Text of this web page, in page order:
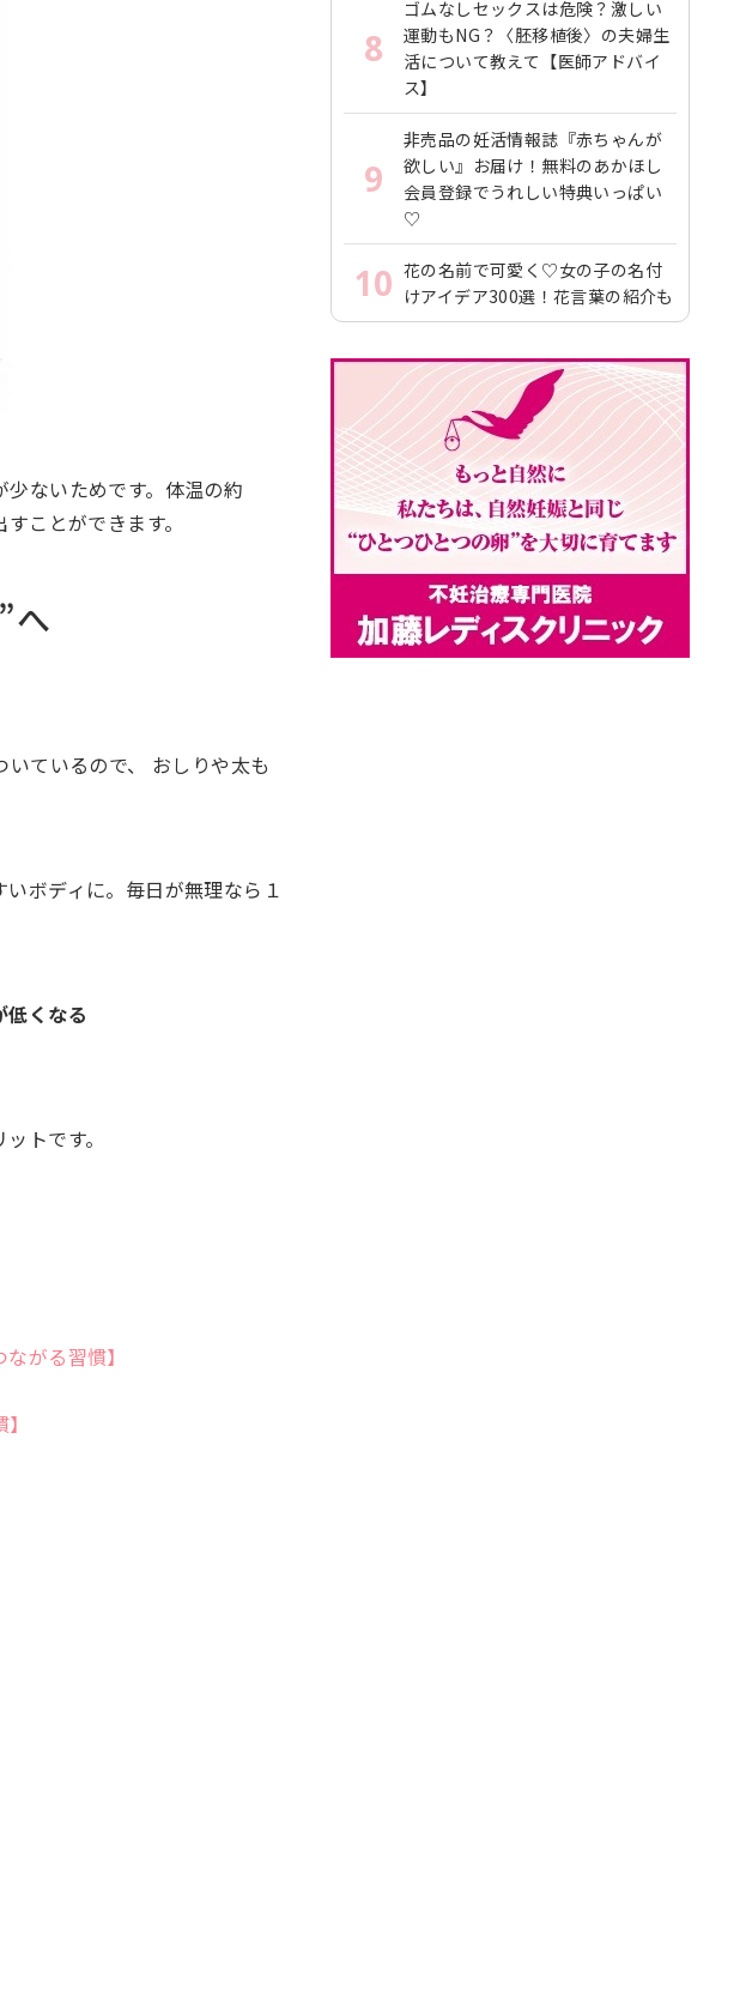
ないためです。体温の約
ことができます。
へ
ているので、 おしりや太も
ボディに。毎日が無理なら１
低くなる
トです。
がる習慣】
8
ゴムなしセックスは危険？激しい
運動もNG？〈胚移植後〉の夫婦生
活について教えて【医師アドバイ
ス】
9
非売品の妊活情報誌『赤ちゃんが
欲しい』お届け！無料のあかほし
会員登録でうれしい特典いっぱい
♡
10 花の名前で可愛く♡女の子の名付
けアイデア300選！花言葉の紹介も